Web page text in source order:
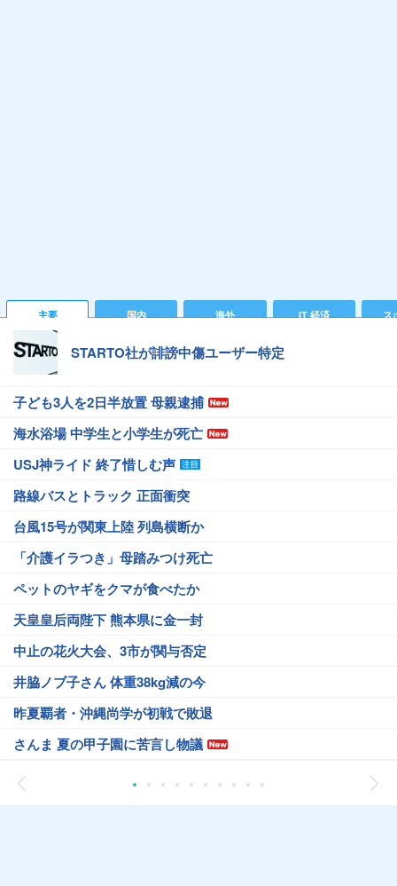
主要 国内 海外 IT 経済 ス
STARTO社が誹謗中傷ユーザー特定
子ども3人を2日半放置 母親逮捕
海水浴場 中学生と小学生が死亡
USJ神ライド 終了惜しむ声
路線バスとトラック 正面衝突
台風15号が関東上陸 列島横断か
「介護イラつき」母踏みつけ死亡
ペットのヤギをクマが食べたか
天皇皇后両陛下 熊本県に金一封
中止の花火大会、3市が関与否定
井脇ノブ子さん 体重38kg減の今
昨夏覇者・沖縄尚学が初戦で敗退
さんま 夏の甲子園に苦言し物議